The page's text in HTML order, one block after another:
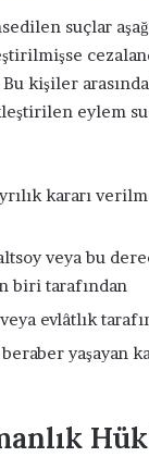
suçlar
kişiler
eylem
kararı
veya bu
biri tarafından
evlâtlık
beraber yaşayan